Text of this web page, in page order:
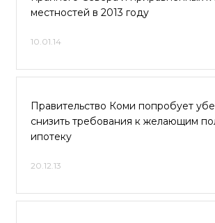
местностей в 2013 году
10.01.14
Правительство Коми попробует
снизить требования к желающим
ипотеку
20.12.13